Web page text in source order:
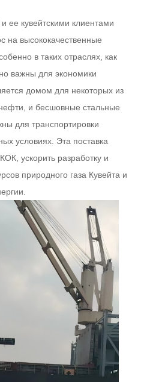
ее кувейтскими клиентами
на высококачественные
в таких отраслях, как
важны для экономики
домом для некоторых из
и бесшовные стальные
для транспортировки
условиях. Эта поставка
ускорить разработку и
природного газа Кувейта и